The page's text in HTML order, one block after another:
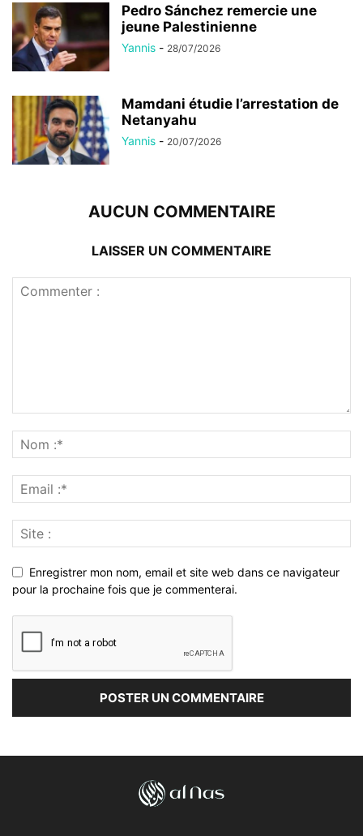
Pedro Sánchez remercie une
jeune Palestinienne
Yannis - 28/07/2026
Mamdani étudie l’arrestation de
Netanyahu
Yannis - 20/07/2026
AUCUN COMMENTAIRE
LAISSER UN COMMENTAIRE
Enregistrer mon nom, email et site web dans ce navigateur
pour la prochaine fois que je commenterai.